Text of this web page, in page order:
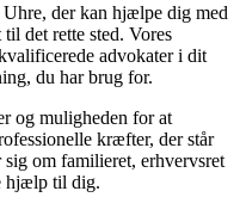
der kan hjælpe dig med
det rette sted. Vores
advokater i dit
du har brug for.
og muligheden for at
kræfter, der står
om familieret, erhvervsret
hjælp til dig.